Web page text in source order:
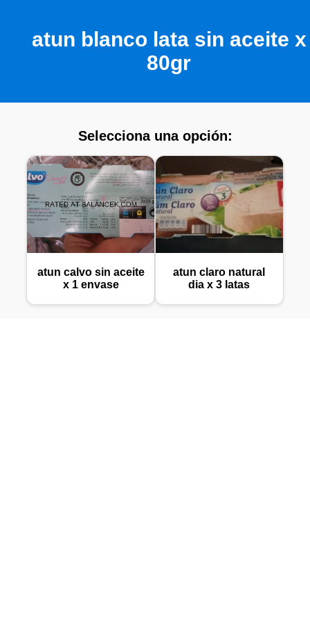
atun blanco lata sin aceite x
80gr
Selecciona una opción:
atun calvo sin aceite
x 1 envase
atun claro natural
dia x 3 latas